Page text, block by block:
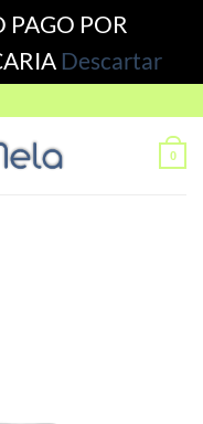
PAGO POR
Descartar
0